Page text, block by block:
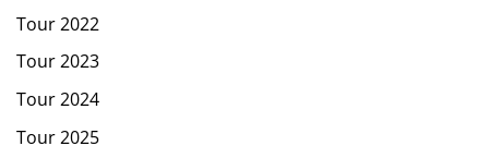
Tour 2022
Tour 2023
Tour 2024
Tour 2025